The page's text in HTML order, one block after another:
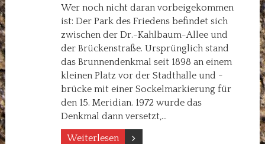
Wer noch nicht daran vorbeigekommen
ist: Der Park des Friedens befindet sich
zwischen der Dr.-Kahlbaum-Allee und
der Brückenstraße. Ursprünglich stand
das Brunnendenkmal seit 1898 an einem
kleinen Platz vor der Stadthalle und -
brücke mit einer Sockelmarkierung für
den 15. Meridian. 1972 wurde das
Denkmal dann versetzt,…
Weiterlesen